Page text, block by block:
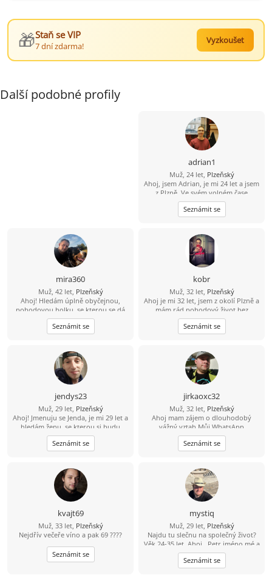
🎁Staň se VIP
7 dní zdarma!
Vyzkoušet
Další podobné profily
adrian1
Muž, 24 let, Plzeňský
Ahoj, jsem Adrian, je mi 24 let a jsem
z Plzně. Ve svém volném čase
chodím na výlety a sleduju filmy a
seriály. Rád bych se seznámil s
dívkou, která by se mnou chodila na
přírody. Hledám vztah.
Seznámit se
mira360
Muž, 42 let, Plzeňský
Ahoj! Hledám úplně obyčejnou,
pohodovou holku, se kterou se dá
smát i mlčet. Zkrátka fajn parťačku
do pohody i nepohody, která si na
nic nehraje a ráda podnikne něco
Seznámit se
kobr
Muž, 32 let, Plzeňský
Ahoj je mi 32 let, jsem z okolí Plzně a
mám rád pohodový život bez
zbytečných her. Ve volnu rád
vyrazím na výlet, do přírody nebo
na procházku. Hledám sympatickou
časem hezký vztah.
Seznámit se
jendys23
Muž, 29 let, Plzeňský
Ahoj! Jmenuju se Jenda, je mi 29 let a
hledám ženu, se kterou si budu
rozumět a časem třeba vznikne něco
krásného. Mám rád hudbu, výlety,
upřímnost a smysl pro humor.
kdo je sám sebou, umí se zasmát a
má chuť poznat někoho nového.
Pokud máš ráda pohodové
povídání, společné zážitky a věříš, že
nejlepší vztahy začínají obyčejnou
zprávou, budu rád, když se ozveš.
Seznámit se
jirkaoxc32
Muž, 32 let, Plzeňský
Ahoj mam zájem o dlouhodobý
vážný vztah Můj WhatsApp
607872973
Seznámit se
kvajt69
Muž, 33 let, Plzeňský
Nejdřív večeře víno a pak 69 ????
Seznámit se
mystiq
Muž, 29 let, Plzeňský
Najdu tu slečnu na společný život?
Věk 24-35 let. Ahoj.. Petr jméno mé a
na tomto světě jsem už 29 let. Mám
silnější postavu, rád cestuji,
převážně po Řeckých ostrovech,
Seznámit se